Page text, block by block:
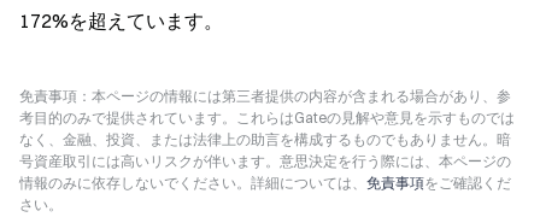
172%を超えています。
免責事項：本ページの情報には第三者提供の内容が含まれる場合があり、参
考目的のみで提供されています。これらはGateの見解や意見を示すものでは
なく、金融、投資、または法律上の助言を構成するものでもありません。暗
号資産取引には高いリスクが伴います。意思決定を行う際には、本ページの
情報のみに依存しないでください。詳細については、 免責事項をご確認くだ
さい。